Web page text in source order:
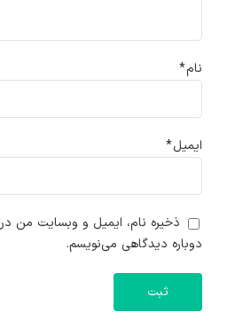
نام*
ایمیل*
ذخیره نام، ایمیل و وبسایت من در
دوباره دیدگاهی می‌نویسم.